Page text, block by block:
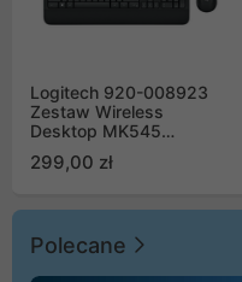
Logitech 920-008923
Zestaw Wireless
Desktop MK545
299,00 zł
Polecane